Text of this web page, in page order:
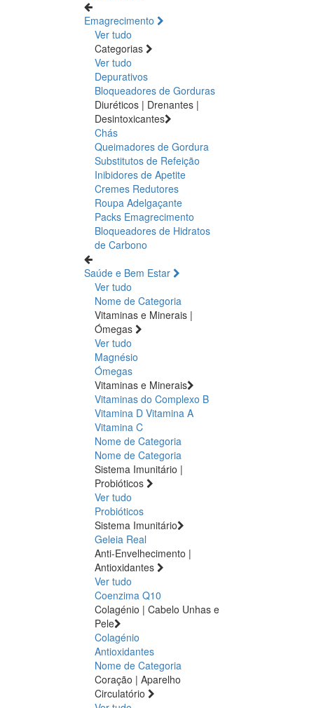
Emagrecimento
Ver tudo
Categorias
Ver tudo
Depurativos
Bloqueadores de Gorduras
Diuréticos | Drenantes |
Desintoxicantes
Chás
Queimadores de Gordura
Substitutos de Refeição
Inibidores de Apetite
Cremes Redutores
Roupa Adelgaçante
Packs Emagrecimento
Bloqueadores de Hidratos
de Carbono
Saúde e Bem Estar
Ver tudo
Nome de Categoria
Vitaminas e Minerais |
Ómegas
Ver tudo
Magnésio
Ómegas
Vitaminas e Minerais
Vitaminas do Complexo B
Vitamina D Vitamina A
Vitamina C
Nome de Categoria
Nome de Categoria
Sistema Imunitário |
Probióticos
Ver tudo
Probióticos
Sistema Imunitário
Geleia Real
Anti-Envelhecimento |
Antioxidantes
Ver tudo
Coenzima Q10
Colagénio | Cabelo Unhas e
Pele
Colagénio
Antioxidantes
Nome de Categoria
Coração | Aparelho
Circulatório